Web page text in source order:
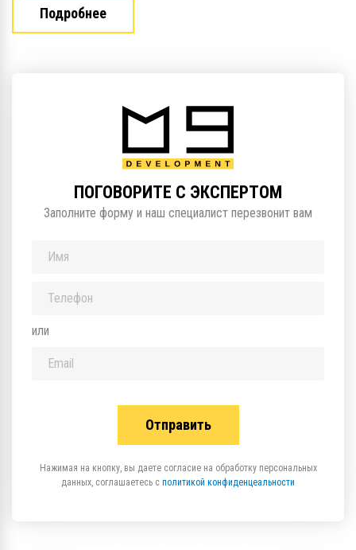
Подробнее
ПОГОВОРИТЕ С ЭКСПЕРТОМ
Заполните форму и наш специалист перезвонит вам
или
Нажимая на кнопку, вы даете согласие на обработку персональных
данных, соглашаетесь с политикой конфиденцеальности